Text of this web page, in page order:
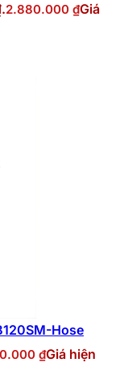
2.880.000 ₫Giá
Hose
₫Giá hiện